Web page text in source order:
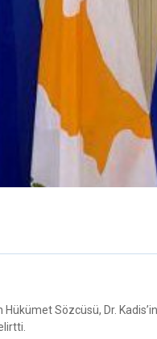
Sözcüsü, Dr. Kadis’in